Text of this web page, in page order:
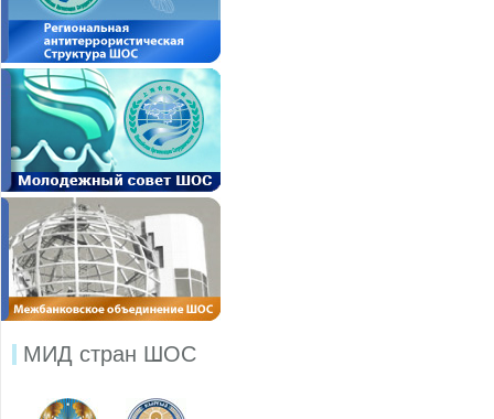
МИД стран ШОС